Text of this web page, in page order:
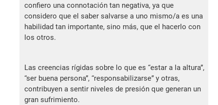
confiero una connotación tan negativa, ya que
considero que el saber salvarse a uno mismo/a es una
habilidad tan importante, sino más, que el hacerlo con
los otros.
Las creencias rígidas sobre lo que es “estar a la altura”,
“ser buena persona”, “responsabilizarse” y otras,
contribuyen a sentir niveles de presión que generan un
gran sufrimiento.